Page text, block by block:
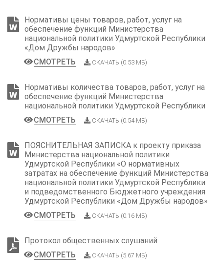
Нормативы цены товаров, работ, услуг на
обеспечение функций Министерства
национальной политики Удмуртской Республики
«Дом Дружбы народов»
СМОТРЕТЬ
СКАЧАТЬ (0.53 МБ)
Нормативы количества товаров, работ, услуг на
обеспечение функций Министерства
национальной политики Удмуртской Республики
СМОТРЕТЬ
СКАЧАТЬ (0.54 МБ)
ПОЯСНИТЕЛЬНАЯ ЗАПИСКА к проекту приказа
Министерства национальной политики
Удмуртской Республики «О нормативных
затратах на обеспечение функций Министерства
национальной политики Удмуртской Республики
и подведомственного Бюджетного учреждения
Удмуртской Республики «Дом Дружбы народов»
СМОТРЕТЬ
СКАЧАТЬ (0.16 МБ)
Протокол общественных слушаний
СМОТРЕТЬ
СКАЧАТЬ (5.67 МБ)